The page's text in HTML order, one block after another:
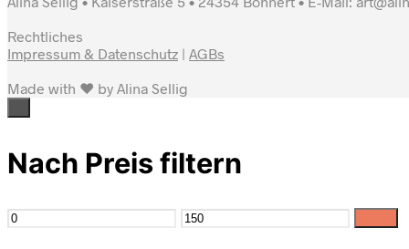
Rechtliches
Impressum & Datenschutz | AGBs
Made with ♥ by Alina Sellig
Nach Preis filtern